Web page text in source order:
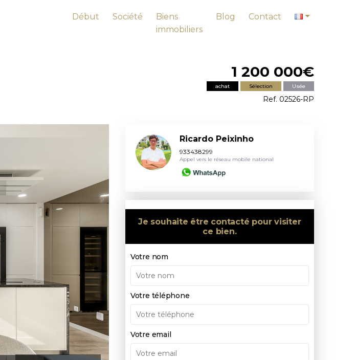
Début Société
Biens
immobiliers
Blog Contact
1 200 000€
achat Sélection Usée
Ref. 02526-RP
Ricardo Peixinho
933438299
Appel vers le réseau mobile national
Je souhaite être contacté pour visiter
ce bien.
Votre nom
Votre téléphone
Votre email